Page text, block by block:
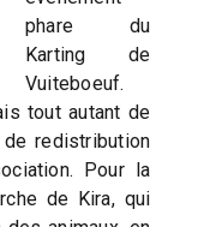
phare du
Karting de
Vuiteboeuf.
tout autant de
redistribution
Pour la
de Kira, qui